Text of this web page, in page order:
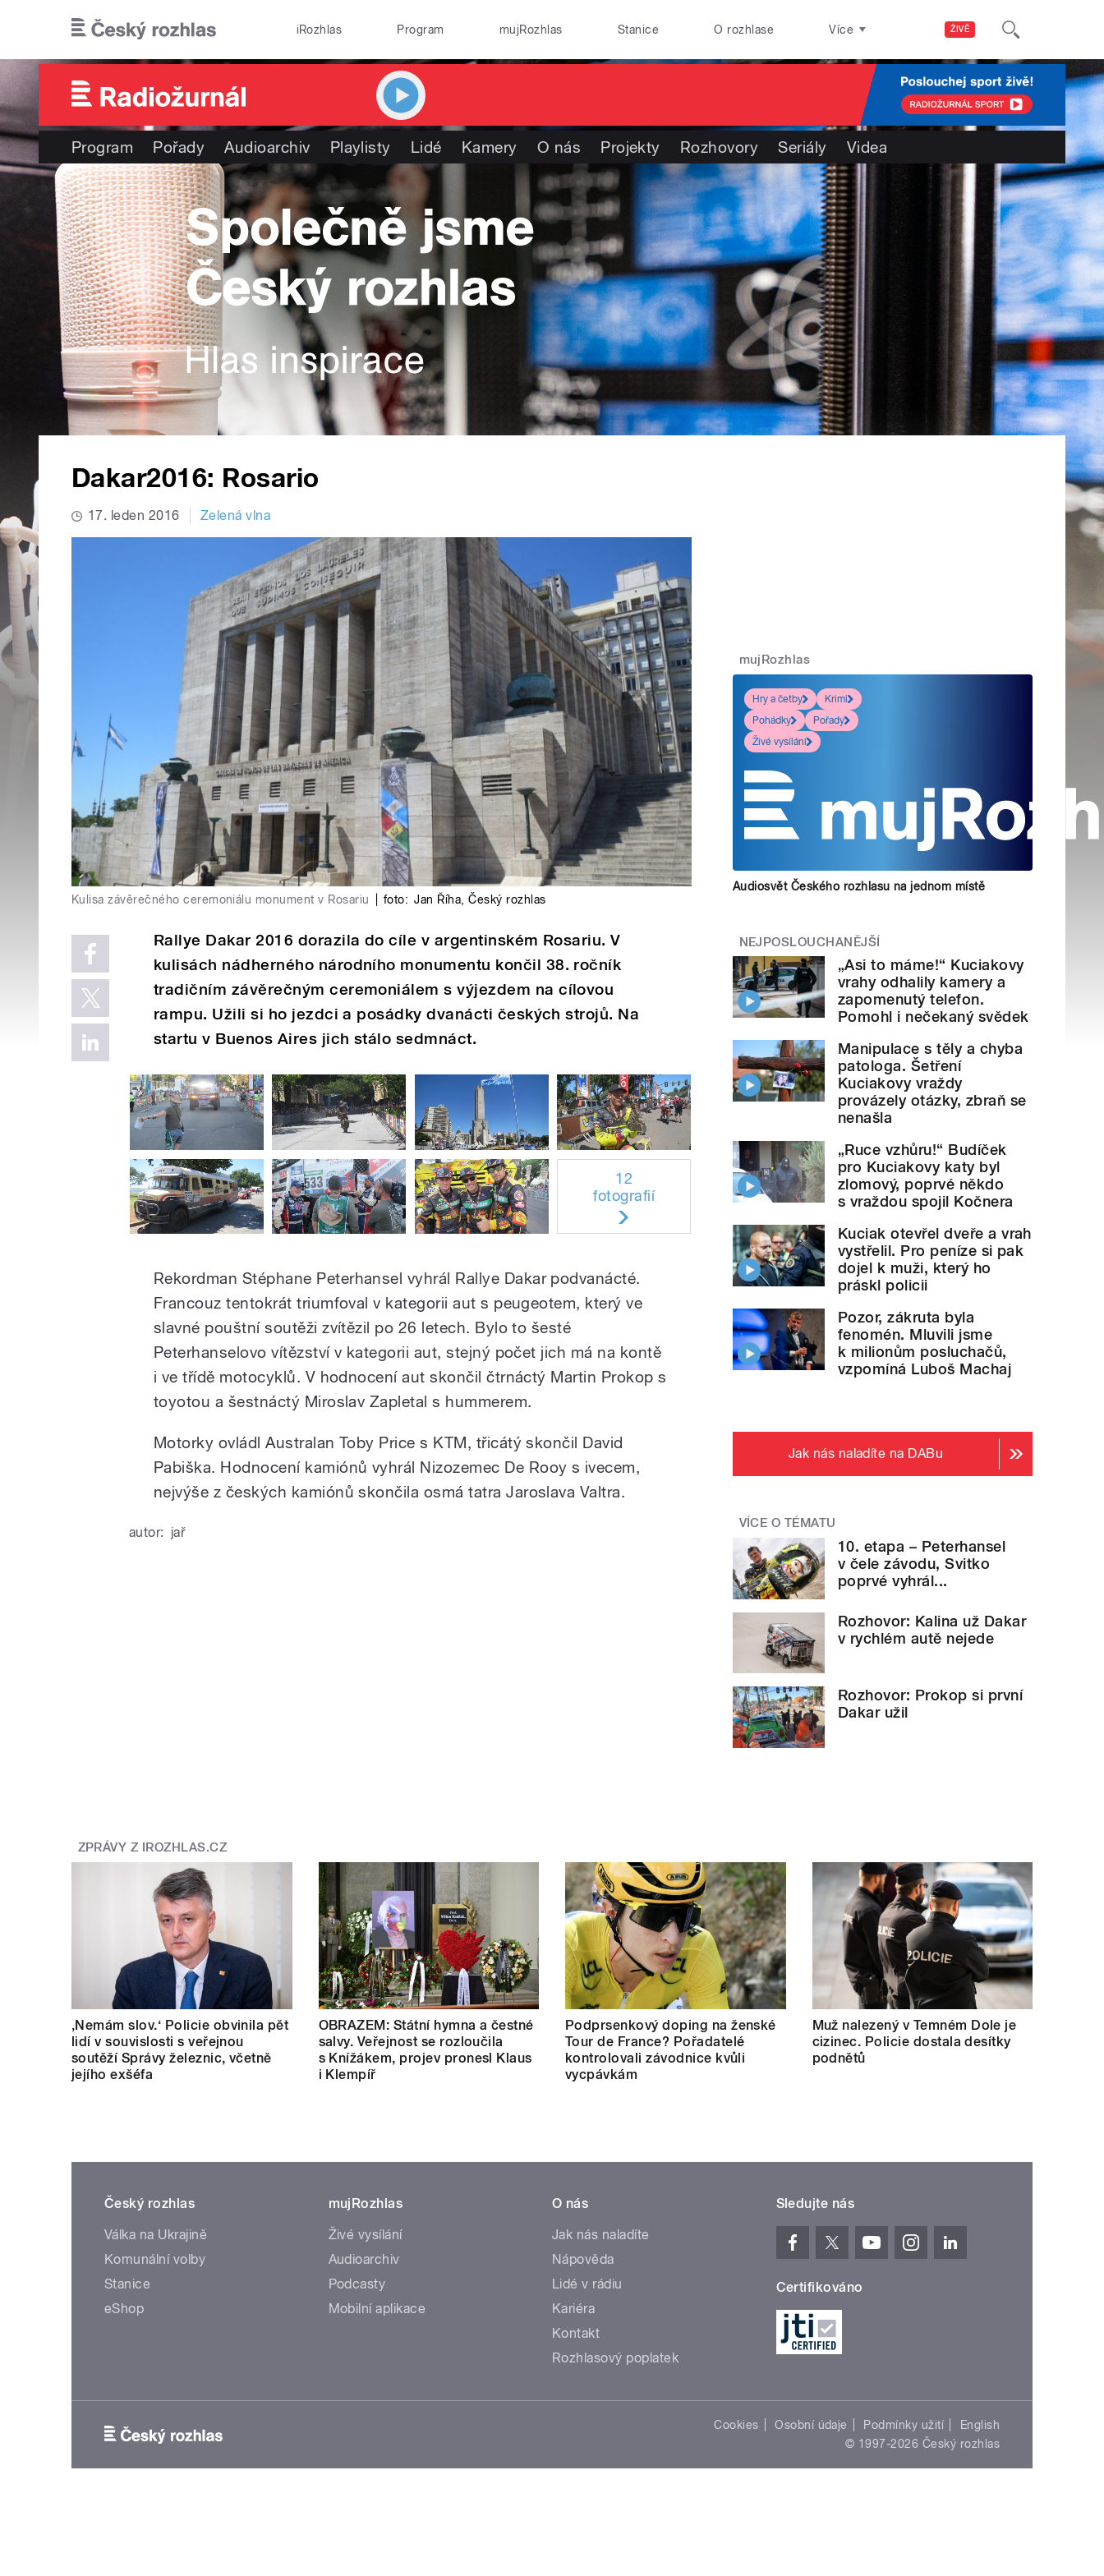
ŽIVĚ
iRozhlas Program mujRozhlas Stanice O rozhlase Více
Program Pořady Audioarchiv Playlisty Lidé Kamery O nás Projekty Rozhovory Seriály Videa
Dakar2016: Rosario
17. leden 2016 Zelená vlna
Kulisa závěrečného ceremoniálu monument v Rosariu foto: Jan Říha,Český rozhlas
Rallye Dakar 2016 dorazila do cíle v argentinském Rosariu. V
kulisách nádherného národního monumentu končil 38. ročník
tradičním závěrečným ceremoniálem s výjezdem na cílovou
rampu. Užili si ho jezdci a posádky dvanácti českých strojů. Na
startu v Buenos Aires jich stálo sedmnáct.
12
fotografií
Rekordman Stéphane Peterhansel vyhrál Rallye Dakar podvanácté.
Francouz tentokrát triumfoval v kategorii aut s peugeotem, který ve
slavné pouštní soutěži zvítězil po 26 letech. Bylo to šesté
Peterhanselovo vítězství v kategorii aut, stejný počet jich má na kontě
i ve třídě motocyklů. V hodnocení aut skončil čtrnáctý Martin Prokop s
toyotou a šestnáctý Miroslav Zapletal s hummerem.
Motorky ovládl Australan Toby Price s KTM, třicátý skončil David
Pabiška. Hodnocení kamiónů vyhrál Nizozemec De Rooy s ivecem,
nejvýše z českých kamiónů skončila osmá tatra Jaroslava Valtra.
autor: jař
mujRozhlas
Hry a četby
Krimi
Pohádky
Pořady
Živé vysílání
Audiosvět Českého rozhlasu na jednom místě
NEJPOSLOUCHANĚJŠÍ
„Asi to máme!“ Kuciakovy
vrahy odhalily kamery a
zapomenutý telefon.
Pomohl i nečekaný svědek
Manipulace s těly a chyba
patologa. Šetření
Kuciakovy vraždy
provázely otázky, zbraň se
nenašla
„Ruce vzhůru!“ Budíček
pro Kuciakovy katy byl
zlomový, poprvé někdo
s vraždou spojil Kočnera
Kuciak otevřel dveře a vrah
vystřelil. Pro peníze si pak
dojel k muži, který ho
práskl policii
Pozor, zákruta byla
fenomén. Mluvili jsme
k milionům posluchačů,
vzpomíná Luboš Machaj
Jak nás naladíte na DABu
VÍCE O TÉMATU
10. etapa – Peterhansel
v čele závodu, Svitko
poprvé vyhrál...
Rozhovor: Kalina už Dakar
v rychlém autě nejede
Rozhovor: Prokop si první
Dakar užil
ZPRÁVY Z IROZHLAS.CZ
‚Nemám slov.‘ Policie obvinila pět
lidí v souvislosti s veřejnou
soutěží Správy železnic, včetně
jejího exšéfa
OBRAZEM: Státní hymna a čestné
salvy. Veřejnost se rozloučila
s Knížákem, projev pronesl Klaus
i Klempíř
Podprsenkový doping na ženské
Tour de France? Pořadatelé
kontrolovali závodnice kvůli
vycpávkám
Muž nalezený v Temném Dole je
cizinec. Policie dostala desítky
podnětů
Český rozhlas
Válka na Ukrajině
Komunální volby
Stanice
eShop
mujRozhlas
Živé vysílání
Audioarchiv
Podcasty
Mobilní aplikace
O nás
Jak nás naladíte
Nápověda
Lidé v rádiu
Kariéra
Kontakt
Rozhlasový poplatek
Sledujte nás
Certifikováno
Cookies Osobní údaje Podmínky užití
English
© 1997-2026 Český rozhlas